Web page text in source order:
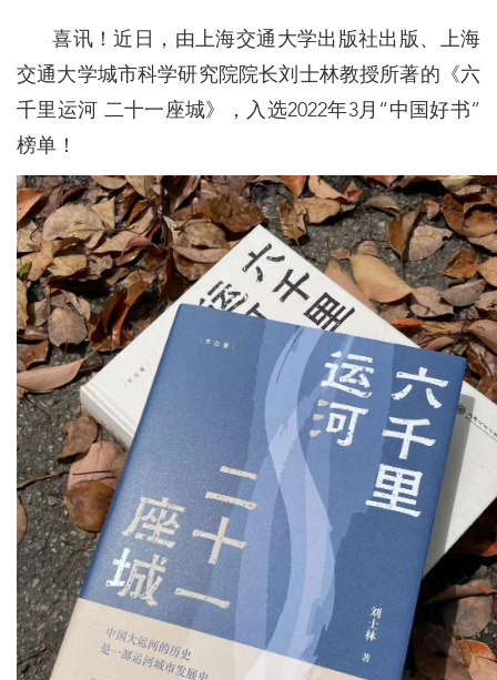
喜讯！近日，由上海交通大学出版社出版、上海
交通大学城市科学研究院院长刘士林教授所著的《六
千里运河 二十一座城》，入选2022年3月“中国好书”
榜单！